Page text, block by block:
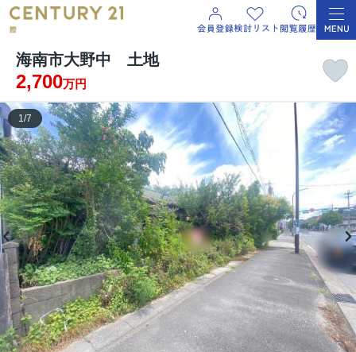
海南市大野中 土地
2,700万円
1/7